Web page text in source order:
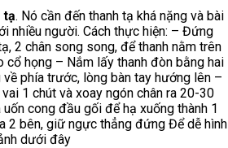
tạ. Nó cần đến thanh tạ khá nặng và bài
nhiều người. Cách thực hiện: – Đứng
2 chân song song, để thanh nằm trên
cổ họng – Nắm lấy thanh đòn bằng hai
về phía trước, lòng bàn tay hướng lên –
1 chút và xoay ngón chân ra 20-30
cong đầu gối để hạ xuống thành 1
2 bên, giữ ngực thẳng đứng Để dễ hình
dưới đây